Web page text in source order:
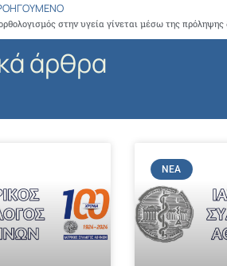
στην υγεία γίνεται μέσω της
άρθρα
ΝΈΑ